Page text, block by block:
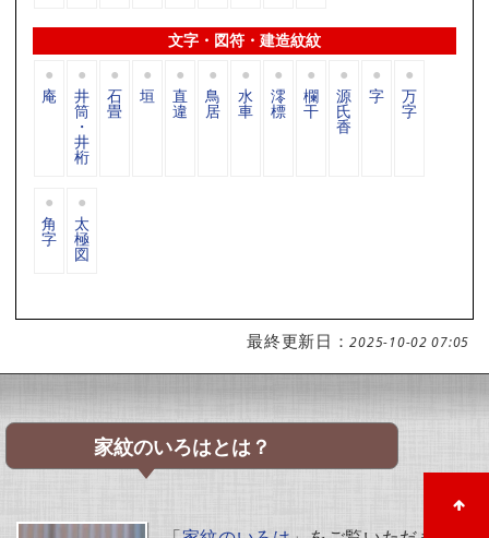
文字・図符・建造紋紋
庵 井
筒
・
井
桁
石
畳
垣 直
違
鳥
居
水
車
澪
標
欄
干
源
氏
香
字 万
字
角
字
太
極
図
最終更新日：2025-10-02 07:05
家紋のいろはとは？